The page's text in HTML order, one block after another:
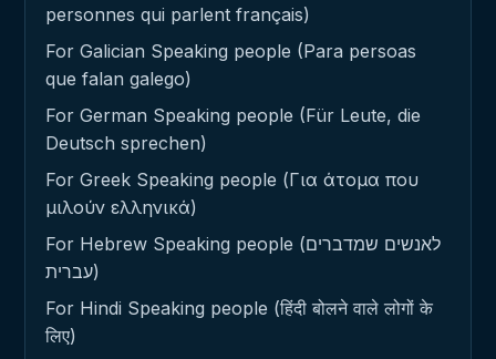
personnes qui parlent français)
For Galician Speaking people (Para persoas
que falan galego)
For German Speaking people (Für Leute, die
Deutsch sprechen)
For Greek Speaking people (Για άτομα που
μιλούν ελληνικά)
For Hebrew Speaking people (לאנשים שמדברים
עברית)
For Hindi Speaking people (हिंदी बोलने वाले लोगों के
लिए)